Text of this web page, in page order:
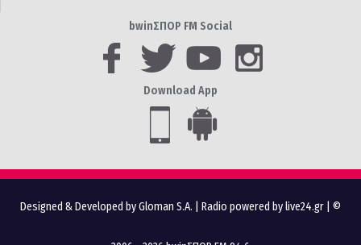
bwinΣΠΟΡ FM Social
Download App
Designed & Developed by Gloman S.A. Radio powered by live24.gr | ©